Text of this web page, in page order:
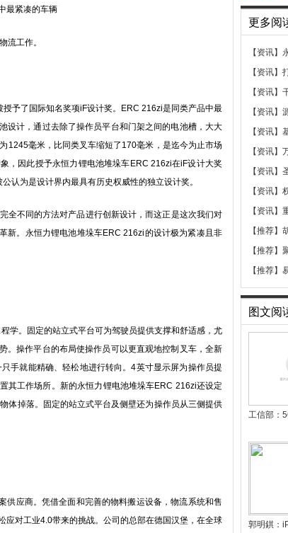
最紧凑的车辆
流工作。
予了国际知名奖项iF设计奖。ERC 216zi是同类产品中最
设计，通过去除了操作员平台和门架之间的电池槽，大大
1245毫米，比同类叉车缩短了170毫米，是迄今为止市场
，因此授予永恒力锂电池堆垛车ERC 216zi在iF设计大奖
认为是设计界内最具有历史权威性的独立设计奖。
不同的方法对产品进行创新设计，而这正是这次我们对
新。永恒力锂电池堆垛车ERC 216zi的设计极为紧凑且非
。固定的站立式平台可为驾驶员提供支撑和舒适感，尤
。操作平台的布局使操作员可以更直观地控制叉车，全新
手就能精确、轻松地进行转向。4英寸显示屏为操作员提
其工作场所。新的永恒力锂电池堆垛车ERC 216zi还设定
体掉落。固定的站立式平台及侧壁还为操作员从三侧提供
应商。凭借全面和完善的物料搬运设备，物流系统和售
对工业4.0带来的挑战。公司的总部在德国汉堡，在全球
更多阅
【资讯】
【资讯】
【资讯】
【资讯】
【资讯】
【资讯】
【资讯】
【资讯】
【资讯】
【推荐】
【推荐】
【推荐】
图文阅
工信部：
郭明錤：